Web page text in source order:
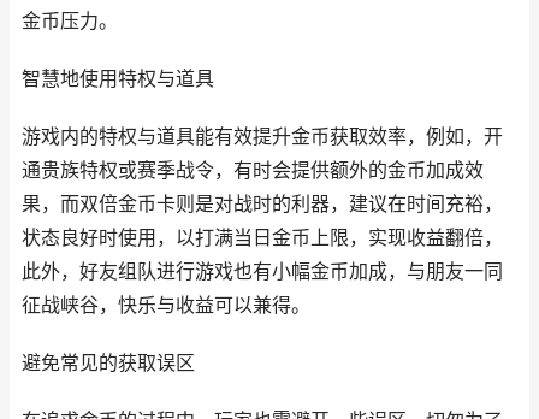
金币压力。
智慧地使用特权与道具
游戏内的特权与道具能有效提升金币获取效率，例如，开
通贵族特权或赛季战令，有时会提供额外的金币加成效
果，而双倍金币卡则是对战时的利器，建议在时间充裕，
状态良好时使用，以打满当日金币上限，实现收益翻倍，
此外，好友组队进行游戏也有小幅金币加成，与朋友一同
征战峡谷，快乐与收益可以兼得。
避免常见的获取误区